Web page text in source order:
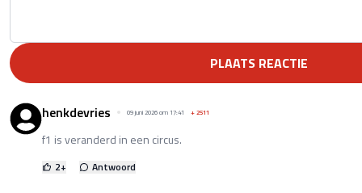
PLAATS REACTIE
henkdevries 09 juni 2026 om 17:41 +2511
f1 is veranderd in een circus.
2+ Antwoord